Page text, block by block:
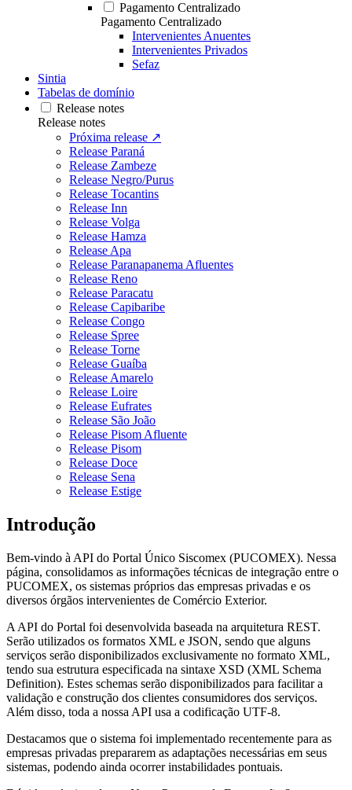
Pagamento Centralizado
Pagamento Centralizado
Intervenientes Anuentes
Intervenientes Privados
Sefaz
Sintia
Tabelas de domínio
Release notes
Release notes
Próxima release ↗
Release Paraná
Release Zambeze
Release Negro/Purus
Release Tocantins
Release Inn
Release Volga
Release Hamza
Release Apa
Release Paranapanema Afluentes
Release Reno
Release Paracatu
Release Capibaribe
Release Congo
Release Spree
Release Torne
Release Guaíba
Release Amarelo
Release Loire
Release Eufrates
Release São João
Release Pisom Afluente
Release Pisom
Release Doce
Release Sena
Release Estige
Introdução
Bem-vindo à API do Portal Único Siscomex (PUCOMEX). Nessa
página, consolidamos as informações técnicas de integração entre o
PUCOMEX, os sistemas próprios das empresas privadas e os
diversos órgãos intervenientes de Comércio Exterior.
A API do Portal foi desenvolvida baseada na arquitetura REST.
Serão utilizados os formatos XML e JSON, sendo que alguns
serviços serão disponibilizados exclusivamente no formato XML,
tendo sua estrutura especificada na sintaxe XSD (XML Schema
Definition). Estes schemas serão disponibilizados para facilitar a
validação e construção dos clientes consumidores dos serviços.
Além disso, toda a nossa API usa a codificação UTF-8.
Destacamos que o sistema foi implementado recentemente para as
empresas privadas prepararem as adaptações necessárias em seus
sistemas, podendo ainda ocorrer instabilidades pontuais.